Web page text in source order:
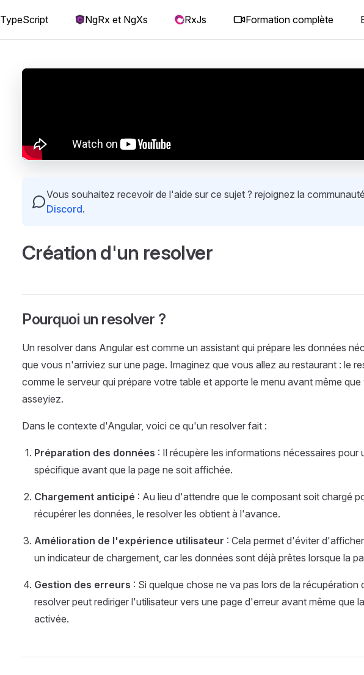
TypeScript NgRx et NgXs RxJs Formation complète
Vous souhaitez recevoir de l'aide sur ce sujet ? rejoignez la
Discord.
Création d'un resolver
Pourquoi un resolver ?
Un resolver dans Angular est comme un assistant qui prépare les données
que vous n'arriviez sur une page. Imaginez que vous allez au restaurant : le
comme le serveur qui prépare votre table et apporte le menu avant même
asseyiez.
Dans le contexte d'Angular, voici ce qu'un resolver fait :
Préparation des données : Il récupère les informations nécessaires pour
spécifique avant que la page ne soit affichée.
Chargement anticipé : Au lieu d'attendre que le composant soit chargé
récupérer les données, le resolver les obtient à l'avance.
Amélioration de l'expérience utilisateur : Cela permet d'éviter
un indicateur de chargement, car les données sont déjà prêtes lorsque la
Gestion des erreurs : Si quelque chose ne va pas lors de la récupération
resolver peut rediriger l'utilisateur vers une page d'erreur avant même que
activée.